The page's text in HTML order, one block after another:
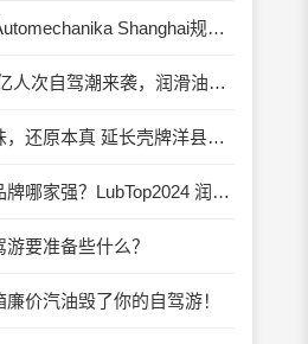
3、2025年Automechanika Shanghai规模再度扩大：首次启用国家会展中心（上海）全部15个展馆
4、日均1.3亿人次自驾潮来袭，润滑油行业解锁增长新密码​
5、回归初味，还原本真 延长壳牌洋县踏春自驾游
6、润滑油品牌哪家强？LubTop2024 润滑油总评榜荣耀张榜
要准备些什么？
价汽油毁了你的自驾游！